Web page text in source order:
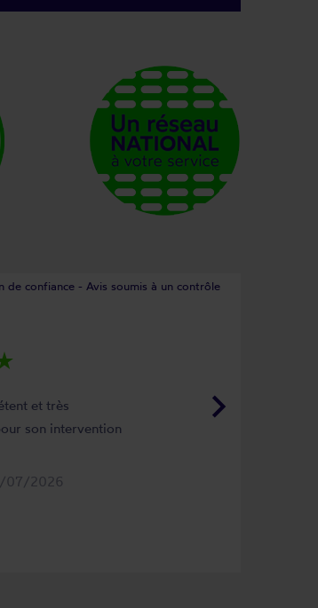
de confiance - Avis soumis à un contrôle
keyboard_arrow_right
et très
son intervention
07/2026